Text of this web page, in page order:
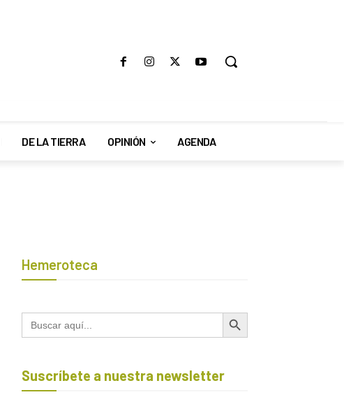
DE LA TIERRA OPINIÓN AGENDA
Hemeroteca
Buscar: Botón de búsqueda
Suscríbete a nuestra newsletter